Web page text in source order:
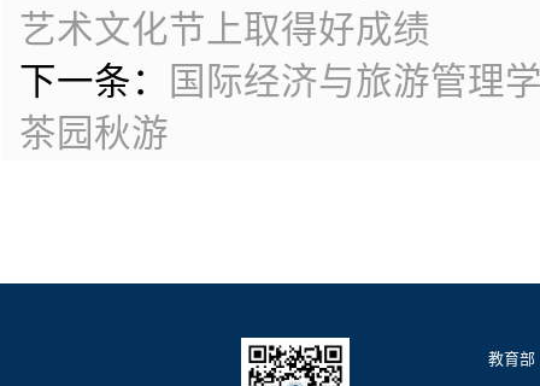
艺术文化节上取得好成绩
下一条：
国际经济与旅游管理
茶园秋游
教育部